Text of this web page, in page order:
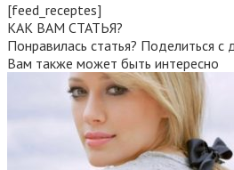
[feed_receptes]
КАК ВАМ СТАТЬЯ?
Понравилась статья? Поделиться с
Вам также может быть интересно